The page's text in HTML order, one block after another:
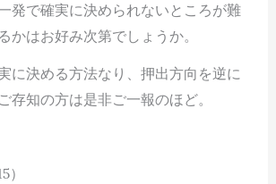
発で確実に決められないところが難
かはお好み次第でしょうか。
に決める方法なり、押出方向を逆に
存知の方は是非ご一報のほど。